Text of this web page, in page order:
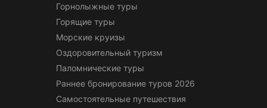
Горнолыжные туры
Горящие туры
Морские круизы
Оздоровительный туризм
Паломнические туры
Раннее бронирование туров 2026
Самостоятельные путешествия